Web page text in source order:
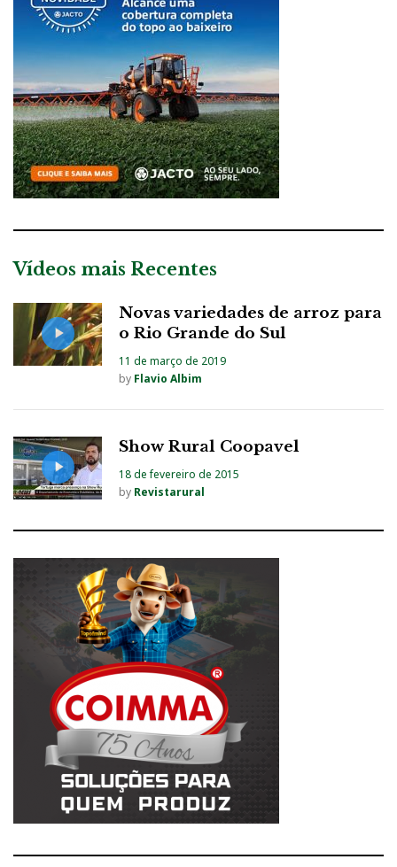
Vídeos mais Recentes
Novas variedades de arroz para
o Rio Grande do Sul
11 de março de 2019
by Flavio Albim
Show Rural Coopavel
18 de fevereiro de 2015
by Revistarural